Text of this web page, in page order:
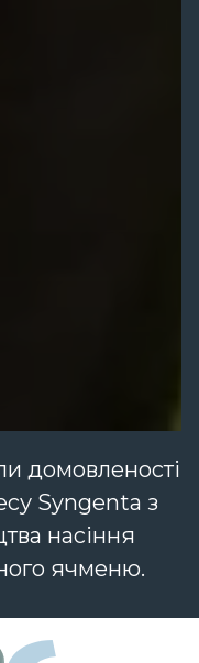
домовленості
Syngenta з
насіння
ячменю.